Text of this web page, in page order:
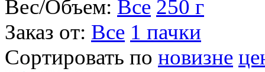
Вес/Объем: Все 250 г
Заказ от: Все 1 пачки
Сортировать по новизне